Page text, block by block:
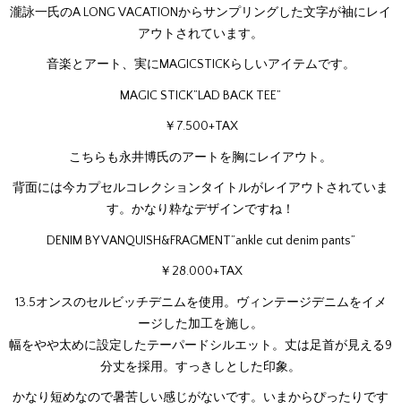
瀧詠一氏のA LONG VACATIONからサンプリングした文字が袖にレイ
アウトされています。
音楽とアート、実にMAGICSTICKらしいアイテムです。
MAGIC STICK”LAD BACK TEE”
￥7.500+TAX
こちらも永井博氏のアートを胸にレイアウト。
背面には今カプセルコレクションタイトルがレイアウトされていま
す。かなり粋なデザインですね！
DENIM BY VANQUISH&FRAGMENT”ankle cut denim pants”
￥28.000+TAX
13.5オンスのセルビッチデニムを使用。ヴィンテージデニムをイメ
ージした加工を施し。
幅をやや太めに設定したテーパードシルエット。丈は足首が見える9
分丈を採用。すっきしとした印象。
かなり短めなので暑苦しい感じがないです。いまからぴったりです